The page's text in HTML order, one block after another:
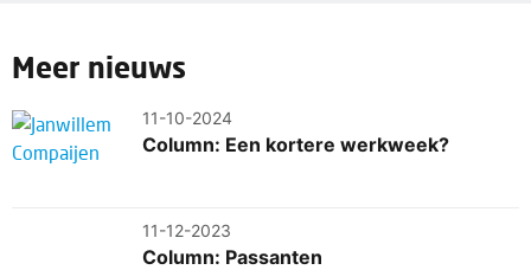
Meer nieuws
11-10-2024
Column: Een kortere werkweek?
11-12-2023
Column: Passanten